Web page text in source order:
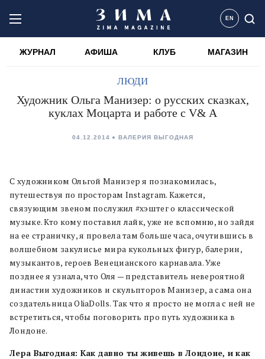
EN
ЖУРНАЛ АФИША КЛУБ МАГАЗИН
ЛЮДИ
Художник Ольга Манизер: о русских сказках,
куклах Моцарта и работе с V& A
04.12.2014 ВАЛЕРИЯ ВЫГОДНАЯ
С художником Ольгой Манизер я познакомилась,
путешествуя по просторам Instagram. Кажется,
связующим звеном послужил #хэштег о классической
музыке. Кто кому поставил лайк, уже не вспомню, но зайдя
на ее страничку, я провела там больше часа, очутившись в
волшебном закулисье мира кукольных фигур, балерин,
музыкантов, героев Венецианского карнавала. Уже
позднее я узнала, что Оля — представитель невероятной
династии художников и скульпторов Манизер, а сама она
создательница OliaDolls. Так что я просто не могла с ней не
встретиться, чтобы поговорить про путь художника в
Лондоне.
Лера Выгодная: Как давно ты живешь в Лондоне, и как